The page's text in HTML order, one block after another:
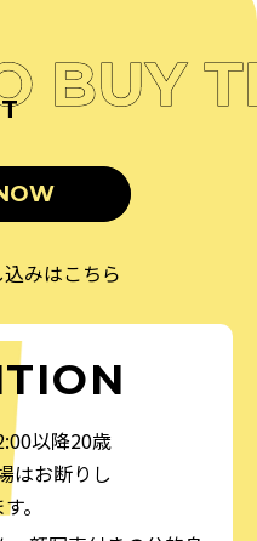
BUY
みはこちら
以降20歳
はお断りし
。